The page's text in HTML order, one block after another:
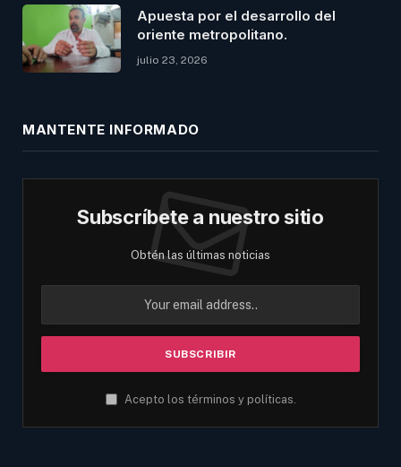
Apuesta por el desarrollo del
oriente metropolitano.
julio 23, 2026
MANTENTE INFORMADO
Subscríbete a nuestro sitio
Obtén las últimas noticias
Acepto los términos y políticas.